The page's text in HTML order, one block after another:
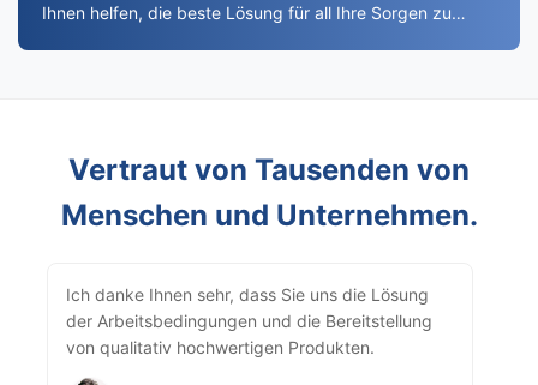
Ihnen helfen, die beste Lösung für all Ihre Sorgen zu
Vertraut von Tausenden von
Menschen und Unternehmen.
Ich danke Ihnen sehr, dass Sie uns die Lösung
der Arbeitsbedingungen und die Bereitstellung
von qualitativ hochwertigen Produkten.